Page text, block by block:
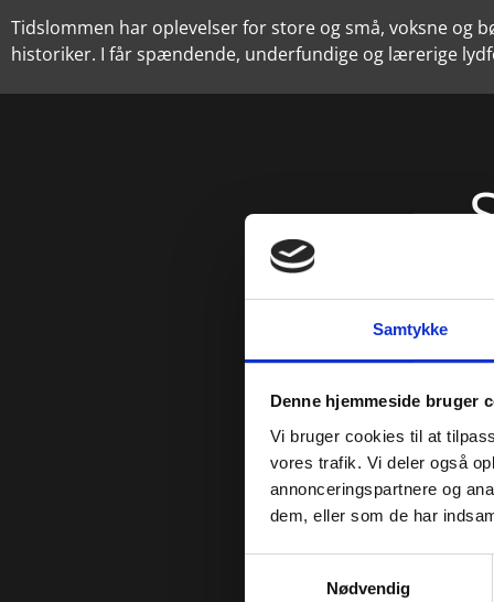
Samtykke
Denne hjemmeside bruger
Vi bruger cookies til at
vores trafik. Vi deler også
annonceringspartnere og
dem, eller som de har
Nødvendig
Tidslommen har oplevelser for store og små, voksne og
historiker. I får spændende, underfundige og lærerige
i